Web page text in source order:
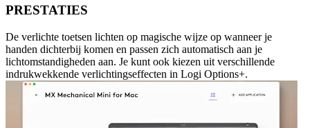
PRESTATIES
De verlichte toetsen lichten op magische wijze op wanneer je
handen dichterbij komen en passen zich automatisch aan je
lichtomstandigheden aan. Je kunt ook kiezen uit verschillende
indrukwekkende verlichtingseffecten in Logi Options+.